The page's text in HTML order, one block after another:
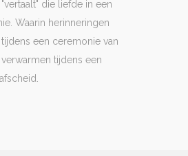
die liefde in een
Waarin herinneringen
een ceremonie van
tijdens een